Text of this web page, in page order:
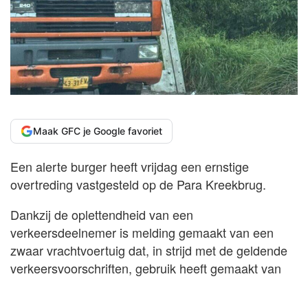
Maak GFC je Google favoriet
Een alerte burger heeft vrijdag een ernstige
overtreding vastgesteld op de Para Kreekbrug.
Dankzij de oplettendheid van een
verkeersdeelnemer is melding gemaakt van een
zwaar vrachtvoertuig dat, in strijd met de geldende
verkeersvoorschriften, gebruik heeft gemaakt van